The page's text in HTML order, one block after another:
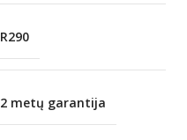
R290
2 metų garantija